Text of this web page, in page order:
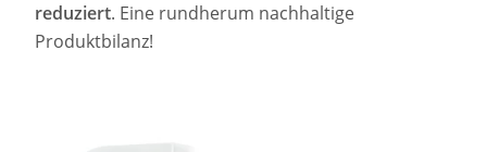
reduziert. Eine rundherum nachhaltige
Produktbilanz!